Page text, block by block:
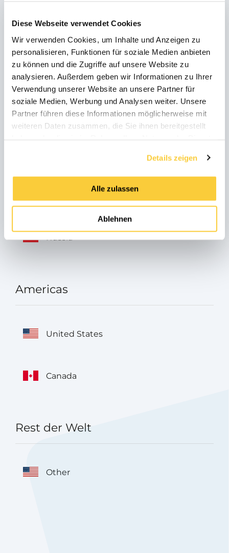
Diese Webseite verwendet Cookies
Wir verwenden Cookies, um Inhalte und Anzeigen zu
personalisieren, Funktionen für soziale Medien anbieten
zu können und die Zugriffe auf unsere Website zu
analysieren. Außerdem geben wir Informationen zu Ihrer
Verwendung unserer Website an unsere Partner für
soziale Medien, Werbung und Analysen weiter. Unsere
Partner führen diese Informationen möglicherweise mit
weiteren Daten zusammen, die Sie ihnen bereitgestellt
Details zeigen
Alle zulassen
Ablehnen
Belgique
France
Italia
Russia
Americas
United States
Canada
Rest der Welt
Other